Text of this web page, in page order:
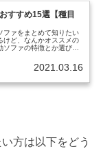
すすめ15選【種目
ファをまとめて知りたい
けど、なんかオススメの
ソファの特徴とか選び方
2021.03.16
方は以下をどう